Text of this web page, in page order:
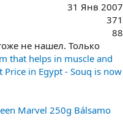
31 Янв 2007
371
88
не нашел. Только
that helps in muscle and
in Egypt - Souq is now
Marvel 250g Bálsamo